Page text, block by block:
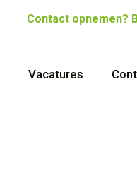
Contact opnemen?
Vacatures